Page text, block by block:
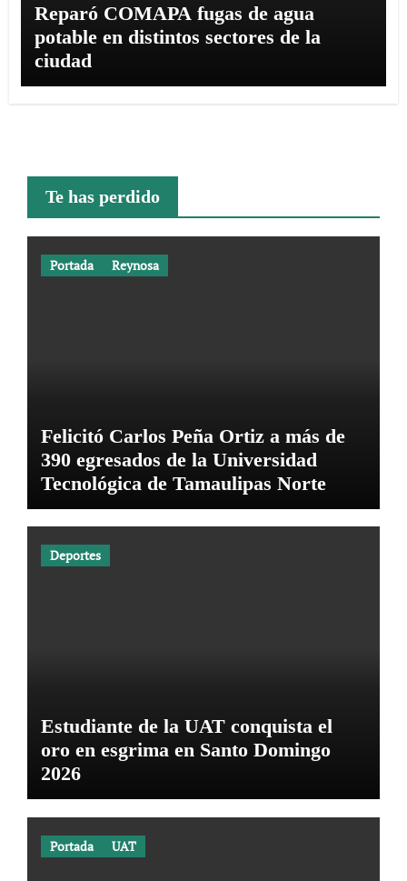
Reparó COMAPA fugas de agua
potable en distintos sectores de la
ciudad
Te has perdido
Portada Reynosa
Felicitó Carlos Peña Ortiz a más de
390 egresados de la Universidad
Tecnológica de Tamaulipas Norte
Deportes
Estudiante de la UAT conquista el
oro en esgrima en Santo Domingo
2026
Portada UAT